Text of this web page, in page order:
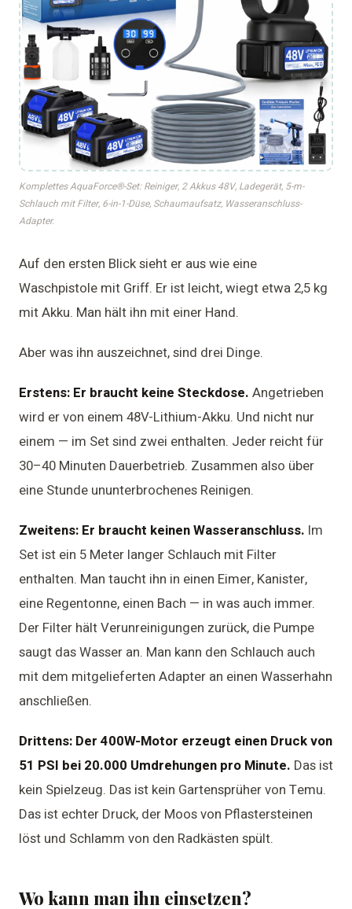
Komplettes AquaForce®-Set: Reiniger, 2 Akkus 48V, Ladegerät, 5-m-
Schlauch mit Filter, 6-in-1-Düse, Schaumaufsatz, Wasseranschluss-
Adapter.
Auf den ersten Blick sieht er aus wie eine
Waschpistole mit Griff. Er ist leicht, wiegt etwa 2,5 kg
mit Akku. Man hält ihn mit einer Hand.
Aber was ihn auszeichnet, sind drei Dinge.
Erstens: Er braucht keine Steckdose. Angetrieben
wird er von einem 48V-Lithium-Akku. Und nicht nur
einem — im Set sind zwei enthalten. Jeder reicht für
30–40 Minuten Dauerbetrieb. Zusammen also über
eine Stunde ununterbrochenes Reinigen.
Zweitens: Er braucht keinen Wasseranschluss. Im
Set ist ein 5 Meter langer Schlauch mit Filter
enthalten. Man taucht ihn in einen Eimer, Kanister,
eine Regentonne, einen Bach — in was auch immer.
Der Filter hält Verunreinigungen zurück, die Pumpe
saugt das Wasser an. Man kann den Schlauch auch
mit dem mitgelieferten Adapter an einen Wasserhahn
anschließen.
Drittens: Der 400W-Motor erzeugt einen Druck von
51 PSI bei 20.000 Umdrehungen pro Minute. Das ist
kein Spielzeug. Das ist kein Gartensprüher von Temu.
Das ist echter Druck, der Moos von Pflastersteinen
löst und Schlamm von den Radkästen spült.
Wo kann man ihn einsetzen?